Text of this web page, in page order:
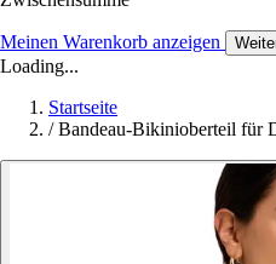
Meinen Warenkorb anzeigen
Loading...
Startseite
/ Bandeau-Bikinioberteil für